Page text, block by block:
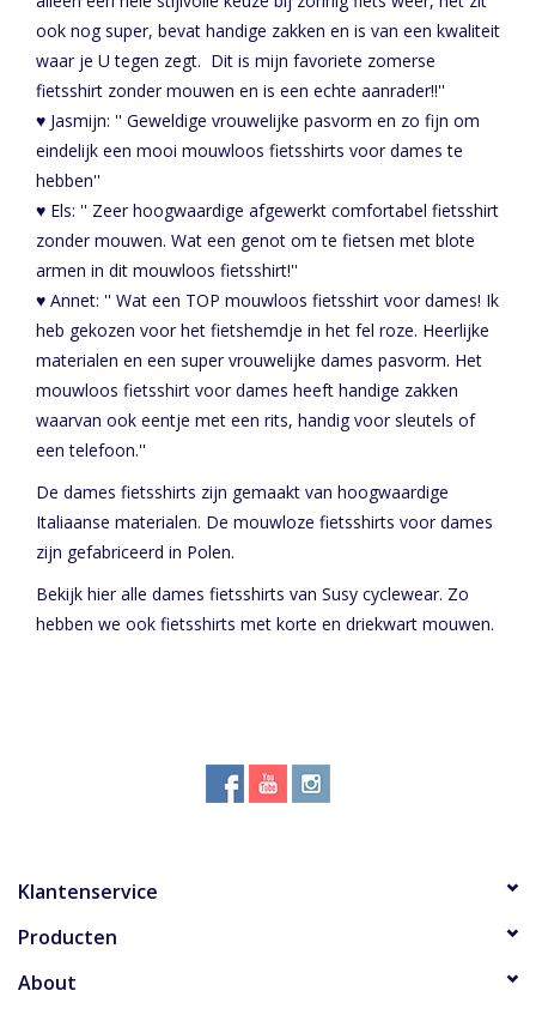
ook nog super, bevat handige zakken en is van een kwaliteit
waar je U tegen zegt. Dit is mijn favoriete zomerse
fietsshirt zonder mouwen en is een echte aanrader!!''
♥ Jasmijn: '' Geweldige vrouwelijke pasvorm en zo fijn om
eindelijk een mooi mouwloos fietsshirts voor dames te
hebben''
♥ Els: '' Zeer hoogwaardige afgewerkt comfortabel fietsshirt
zonder mouwen. Wat een genot om te fietsen met blote
armen in dit mouwloos fietsshirt!''
♥ Annet: '' Wat een TOP mouwloos fietsshirt voor dames! Ik
heb gekozen voor het fietshemdje in het fel roze. Heerlijke
materialen en een super vrouwelijke dames pasvorm. Het
mouwloos fietsshirt voor dames heeft handige zakken
waarvan ook eentje met een rits, handig voor sleutels of
een telefoon.''
De dames fietsshirts zijn gemaakt van hoogwaardige
Italiaanse materialen. De mouwloze fietsshirts voor dames
zijn gefabriceerd in Polen.
Bekijk hier alle dames fietsshirts van Susy cyclewear. Zo
hebben we ook fietsshirts met korte en driekwart mouwen.
Klantenservice
Producten
About